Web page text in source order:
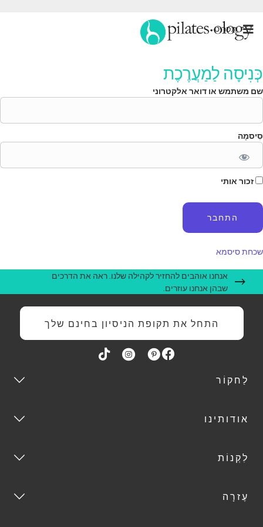
תַפרִיט
לַמַעֲרֶכֶת
משתמש או דואר אלקטרוני
זכור אותי
סיסמא
אנחנו אוהבים להחזיר לקהילה שלנו. ראה את הדרכים
שבהן אנחנו עוזרים.
התחל את תקופת הניסיון בחינם שלך
לַחקוֹר
אודותינו
לִקְנוֹת
עֶזרָה